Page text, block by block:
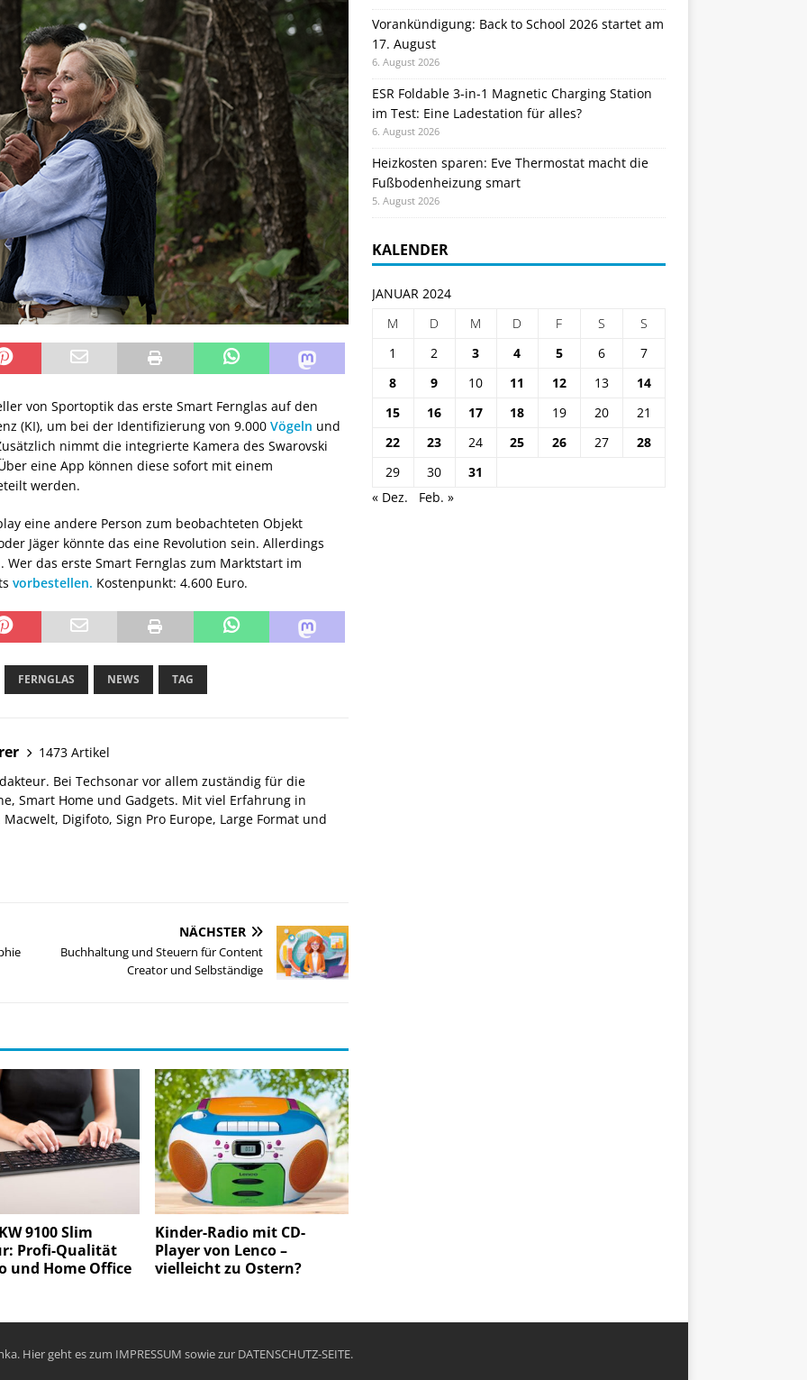
von Sportoptik das erste Smart Fernglas auf den
(KI), um bei der Identifizierung von 9.000 Vögeln und
nimmt die integrierte Kamera des Swarovski
eine App können diese sofort mit einem
werden.
eine andere Person zum beobachteten Objekt
Jäger könnte das eine Revolution sein. Allerdings
das erste Smart Fernglas zum Marktstart im
vorbestellen. Kostenpunkt: 4.600 Euro.
FERNGLAS NEWS TAG
1473 Artikel
Bei Techsonar vor allem zuständig für die
Smart Home und Gadgets. Mit viel Erfahrung in
Macwelt, Digifoto, Sign Pro Europe, Large Format und
NÄCHSTER
Buchhaltung und Steuern für Content
Creator und Selbständige
9100 Slim
Profi-Qualität
und Home Office
Kinder-Radio mit CD-
Player von Lenco –
vielleicht zu Ostern?
Vorankündigung: Back to School 2026 startet am
17. August
6. August 2026
ESR Foldable 3-in-1 Magnetic Charging Station
im Test: Eine Ladestation für alles?
6. August 2026
Heizkosten sparen: Eve Thermostat macht die
Fußbodenheizung smart
5. August 2026
KALENDER
JANUAR 2024
M
D M D F S
S
1
2 3 4 5 6
7
8
9 10 11 12 13
14
15
16 17 18 19 20
21
22
23 24 25 26 27
28
29
30
31
« Dez.
Feb. »
Hier geht es zum IMPRESSUM sowie zur DATENSCHUTZ-SEITE.